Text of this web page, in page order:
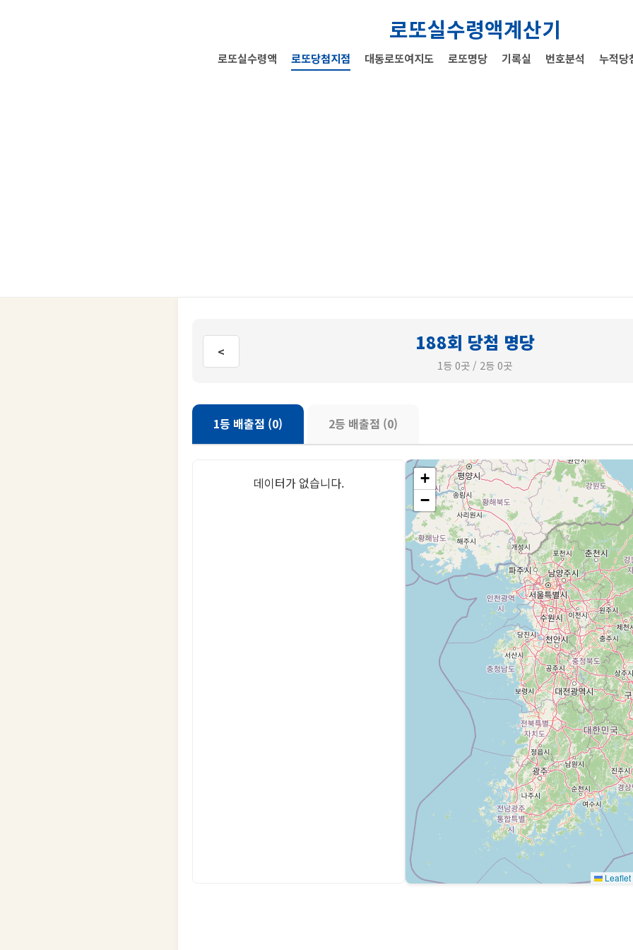
로또실수령액계산기
로또실수령액 로또당첨지점 대동로또여지도 로또명당 기록실 번호분석 누적당
< 188회 당첨 명당
1등 0곳 / 2등 0곳
1등 배출점 (0) 2등 배출점 (0)
데이터가 없습니다.
+
−
Leaflet